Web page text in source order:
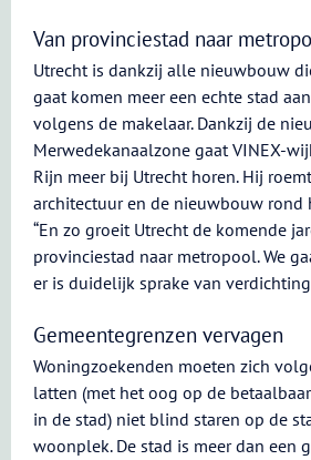
Van provinciestad naar
Utrecht is dankzij alle nieuwbouw
gaat komen meer een echte stad
volgens de makelaar. Dankzij de
Merwedekanaalzone gaat VINEX-
Rijn meer bij Utrecht horen. Hij
architectuur en de nieuwbouw rond
“En zo groeit Utrecht de komende
provinciestad naar metropool. We
er is duidelijk sprake van
Gemeentegrenzen vervagen
Woningzoekenden moeten zich
latten (met het oog op de
in de stad) niet blind staren op de
woonplek. De stad is meer dan een